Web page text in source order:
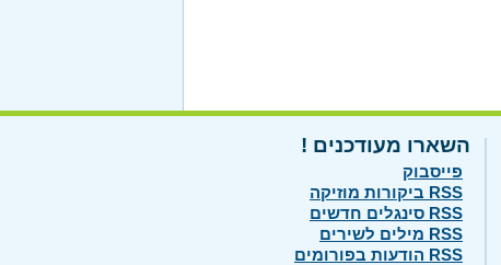
השארו מעודכנים !
פייסבוק
RSS ביקורות מוזיקה
RSS סינגלים חדשים
RSS מילים לשירים
RSS הודעות בפורומים